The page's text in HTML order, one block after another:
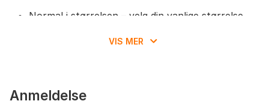
Normal i størrelsen – velg din vanlige størrelse
God lengde i ermer og kropp sikrer at jakken
VIS MER
Anmeldelse